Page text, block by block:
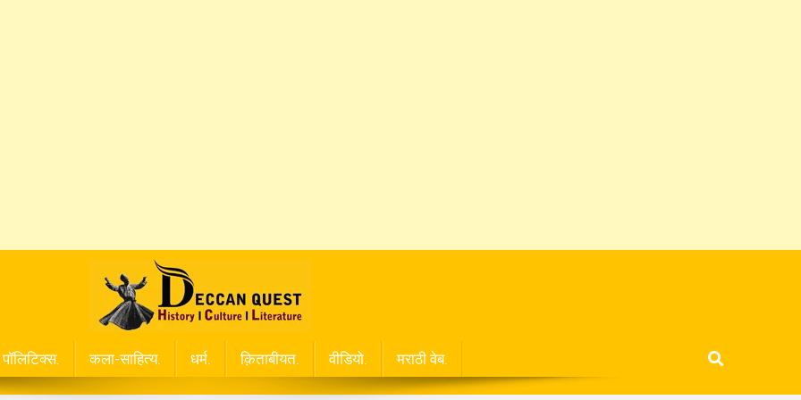
पॉलिटिक्स. कला-साहित्य. धर्म. क़िताबीयत. वीडियो. मराठी वेब.